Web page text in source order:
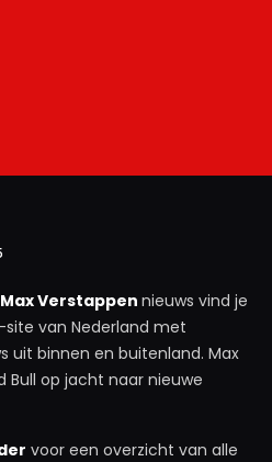
Max Verstappen nieuws vind je
site van Nederland met
uit binnen en buitenland. Max
Bull op jacht naar nieuwe
voor een overzicht van alle